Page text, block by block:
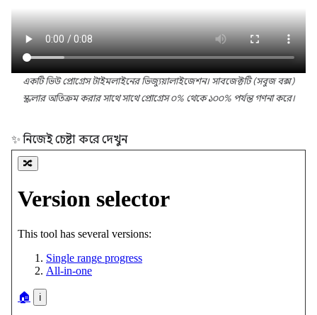
একটি ভিউ প্রোগ্রেস টাইমলাইনের ভিজ্যুয়ালাইজেশন। সাবজেক্টটি (সবুজ বক্স)
স্ক্রলার অতিক্রম করার সাথে সাথে প্রোগ্রেস ০% থেকে ১০০% পর্যন্ত গণনা করে।
✨ নিজেই চেষ্টা করে দেখুন